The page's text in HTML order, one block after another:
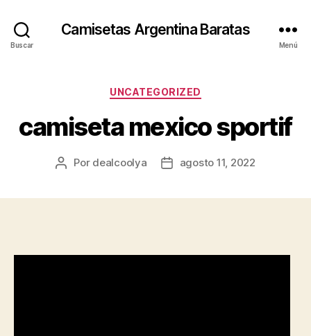
Buscar
Camisetas Argentina Baratas
Menú
Categorías
UNCATEGORIZED
camiseta mexico sportif
Autor
Por dealcoolya
Fechaagosto 11, 2022